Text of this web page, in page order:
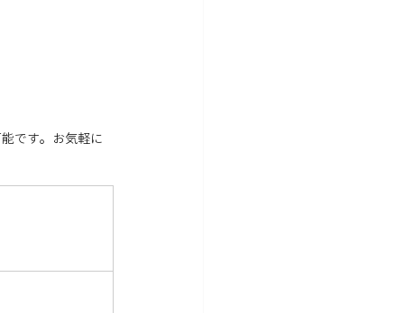
です。お気軽に